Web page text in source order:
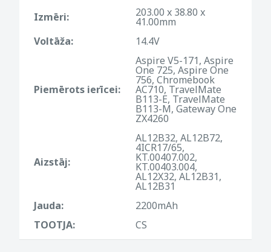
Izmēri:
203.00 x 38.80 x
41.00mm
Voltāža:
14.4V
Piemērots ierīcei:
Aspire V5-171, Aspire
One 725, Aspire One
756, Chromebook
AC710, TravelMate
B113-E, TravelMate
B113-M, Gateway One
ZX4260
Aizstāj:
AL12B32, AL12B72,
4ICR17/65,
KT.00407.002,
KT.00403.004,
AL12X32, AL12B31,
AL12B31
Jauda:
2200mAh
TOOTJA:
CS